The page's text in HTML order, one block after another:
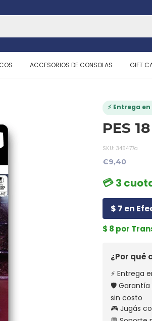
ACCESORIOS DE CONSOLAS GIFT
⚡ Entrega
PES
SKU: 345477a
€9,40
💳 3
$ 7 en
$ 8 por
¿Por qué
⚡ Entrega
🛡️ Garantía
sin costo
🎮 Jugás